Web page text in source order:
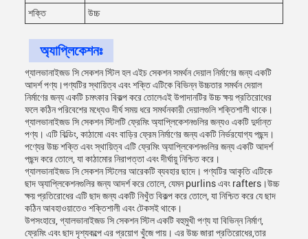
শক্তি উচ্চ
অ্যাপ্লিকেশনঃ
গ্যালভানাইজড সি সেকশন স্টিল হল এইচ সেকশন সমর্থন দেয়াল নির্মাণের জন্য একটি
আদর্শ পণ্য।পণ্যটির স্থায়িত্ব এবং শক্তি এটিকে বিভিন্ন উচ্চতার সমর্থন দেয়াল
নির্মাণের জন্য একটি চমৎকার বিকল্প করে তোলেএই উপাদানটির উচ্চ ক্ষয় প্রতিরোধের
ফলে কঠিন পরিবেশের মধ্যেও দীর্ঘ সময় ধরে সমর্থনকারী দেয়ালগুলি শক্তিশালী থাকে।
গ্যালভানাইজড সি সেকশন স্টিলটি ফ্রেমিং অ্যাপ্লিকেশনগুলির জন্যও একটি দুর্দান্ত
পণ্য। এটি বিল্ডিং, কাঠামো এবং বাড়ির ফ্রেম নির্মাণের জন্য একটি নির্ভরযোগ্য পছন্দ।
পণ্যের উচ্চ শক্তি এবং স্থায়িত্ব এটি ফ্রেমিং অ্যাপ্লিকেশনগুলির জন্য একটি আদর্শ
পছন্দ করে তোলে, যা কাঠামোর নিরাপত্তা এবং দীর্ঘায়ু নিশ্চিত করে।
গ্যালভানাইজড সি সেকশন স্টিলের আরেকটি ব্যবহার ছাদে। পণ্যটির আকৃতি এটিকে
ছাদ অ্যাপ্লিকেশনগুলির জন্য আদর্শ করে তোলে, যেমন purlins এবং rafters।উচ্চ
ক্ষয় প্রতিরোধের এটি ছাদ জন্য একটি নিখুঁত বিকল্প করে তোলে, যা নিশ্চিত করে যে ছাদ
কঠিন আবহাওয়াতেও শক্তিশালী এবং টেকসই থাকে।
উপসংহারে, গ্যালভানাইজড সি সেকশন স্টিল একটি বহুমুখী পণ্য যা বিভিন্ন নির্মাণ,
ফ্রেমিং এবং ছাদ দৃশ্যকল্পে এর প্রয়োগ খুঁজে পায়। এর উচ্চ জারা প্রতিরোধের,তার